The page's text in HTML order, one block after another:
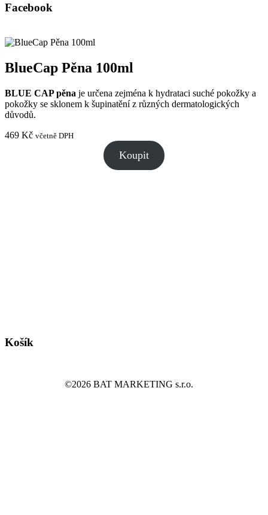
Facebook
BlueCap Pěna 100ml
BLUE CAP pěna je určena zejména k hydrataci suché pokožky a
pokožky se sklonem k šupinatění z různých dermatologických
důvodů.
469 Kč včetně DPH
Koupit
Košík
©2026 BAT MARKETING s.r.o.